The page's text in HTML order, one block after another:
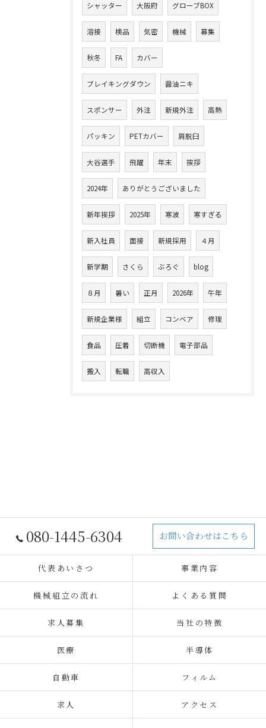
シャッター 大阪府 グローブBOX
溶接 検品 気密 機械 募集
秋冬 FA カバー
ブレイキングダウン 醤油ニキ
スポンサー 外注 新規外注 高熱
パッキン PETカバー 肩脱臼
大谷選手 飛躍 年末 挨拶
2024年 ありがとうございました
新年挨拶 2025年 寒波 寒すぎる
新入社員 面接 新規採用 ４月
新学期 さくら ぶろぐ blog
８月 暑い 正月 2026年 午年
新規企業様 組立 コンベア 修理
食品 圧着 切断機 電子部品
搬入 転職 高収入
080-1445-6304 お問い合わせはこちら
代表あいさつ 事業内容
機械組立の流れ よくある質問
求人募集 当社の特徴
医療 半導体
自動車 フィルム
求人 アクセス